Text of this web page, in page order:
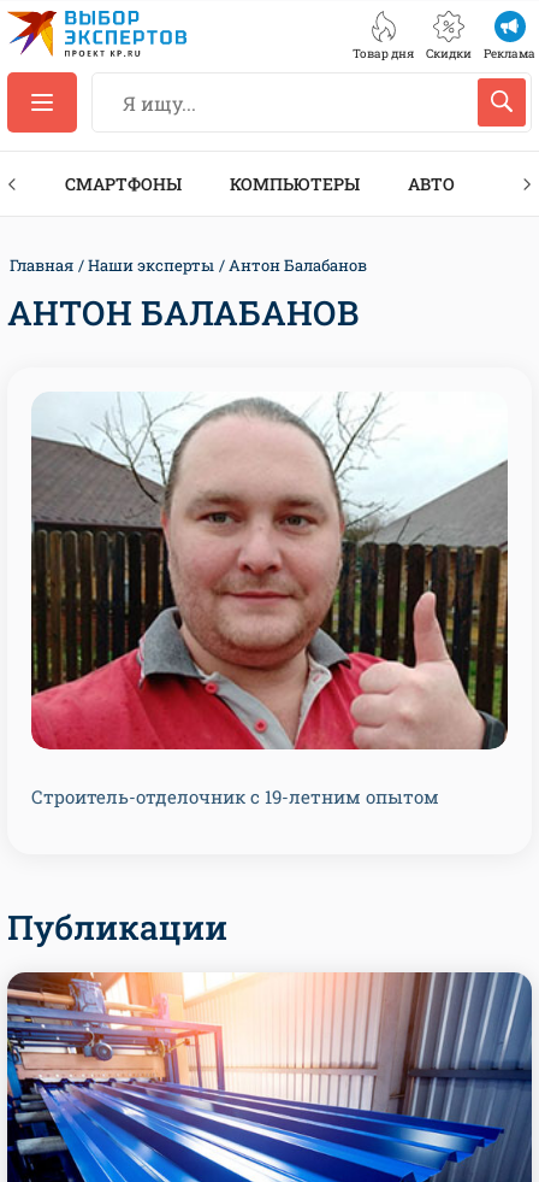
Товар дня Скидки Реклама
СМАРТФОНЫ КОМПЬЮТЕРЫ АВТО
Главная Наши эксперты Антон Балабанов
АНТОН БАЛАБАНОВ
Строитель-отделочник с 19-летним опытом
Публикации